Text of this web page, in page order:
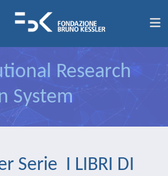
Research
System
Serie I LIBRI DI